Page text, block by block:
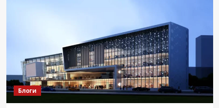
Блоги